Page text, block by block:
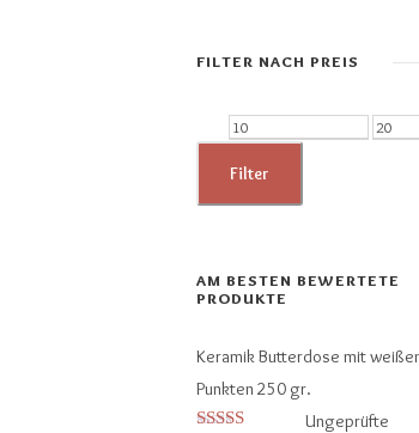
FILTER NACH PREIS
M
r
s
M
s
Filter
AM BESTEN BEWERTETE
PRODUKTE
Keramik Butterdose mit
Punkten 250 gr.
Ungeprüfte